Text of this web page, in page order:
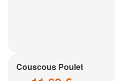
Couscous Poulet